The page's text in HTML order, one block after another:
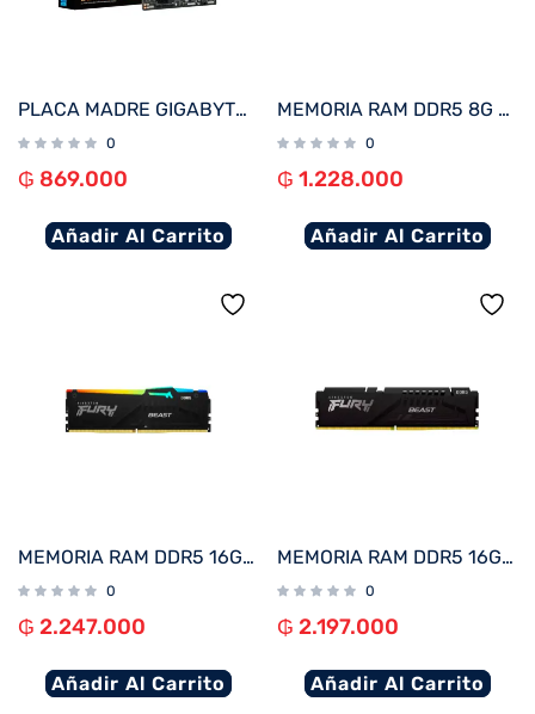
PLACA MADRE GIGABYTE 1700 B760M D3HP DDR4 V/S/R/HDMI/DP/2M2/USB3.2/MATX
0
₲ 869.000
Añadir Al Carrito
MEMORIA RAM DDR5 8G 6000 KINGSTON FURY BEAST BK KF560C36BBE-8 XMP
0
₲ 1.228.000
Añadir Al Carrito
MEMORIA RAM DDR5 16G 6000 KINGSTON FURY BEAST BK KF560C36BBE2A-16 RGB XMP
0
₲ 2.247.000
Añadir Al Carrito
MEMORIA RAM DDR5 16GB 6000 KINGSTON FURY BEAST BK KF560C36BBE2-16 XMP
0
₲ 2.197.000
Añadir Al Carrito